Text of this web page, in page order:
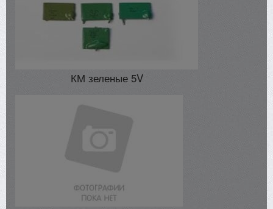
КМ зеленые 5V